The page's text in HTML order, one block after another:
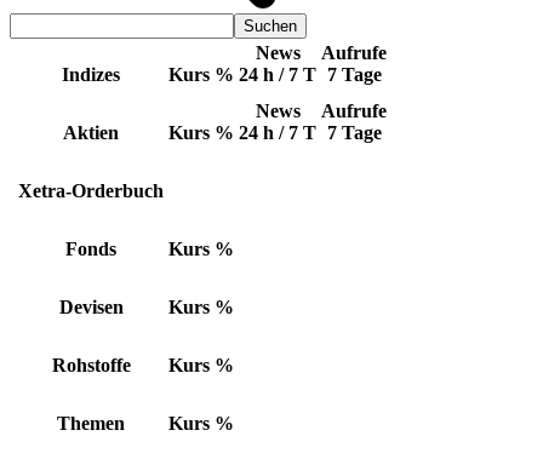
Indizes Kurs %
News
24 h / 7 T
Aufrufe
7 Tage
Aktien Kurs %
News
24 h / 7 T
Aufrufe
7 Tage
Xetra-Orderbuch
Fonds Kurs %
Devisen Kurs %
Rohstoffe Kurs %
Themen Kurs %